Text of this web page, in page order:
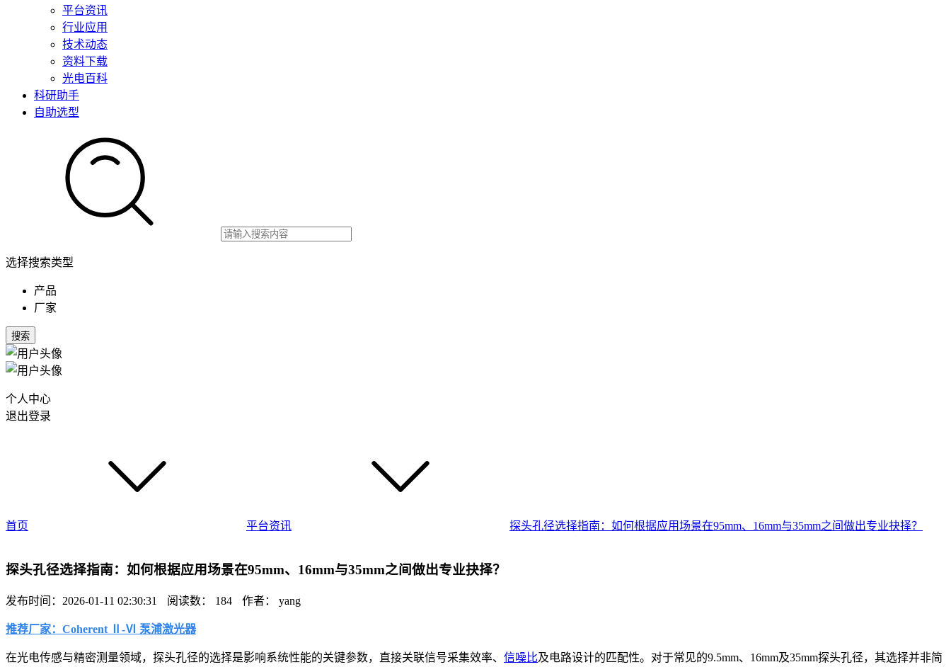
平台资讯
行业应用
技术动态
资料下载
光电百科
科研助手
自助选型
选择搜索类型
产品
厂家
搜索
个人中心
退出登录
首页 平台资讯 探头孔径选择指南：如何根据应用场景在95mm、16mm与35mm之间做出专业抉择？
探头孔径选择指南：如何根据应用场景在95mm、16mm与35mm之间做出专业抉择？
发布时间：2026-01-11 02:30:31 阅读数： 184 作者： yang
推荐厂家：Coherent Ⅱ-Ⅵ 泵浦激光器
在光电传感与精密测量领域，探头孔径的选择是影响系统性能的关键参数，直接关联信号采集效率、 信噪比及电路设计的匹配性。对于常见的9.5mm、16mm及35mm探头孔径，其选择并非简